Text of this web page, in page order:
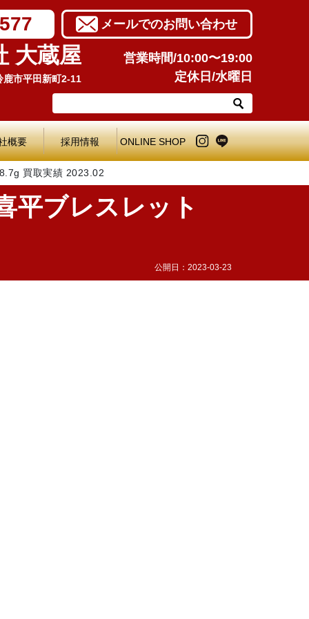
メールでのお問い合わせ
大蔵屋
市平田新町2-11
営業時間/10:00〜19:00
定休日/水曜日
概要 採用情報 ONLINE SHOP
買取実績 2023.02
平ブレスレット
公開日： 2023-03-23